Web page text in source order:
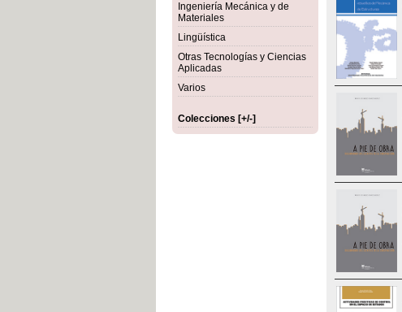
Ingeniería Mecánica y de
Materiales
Lingüística
Otras Tecnologías y Ciencias
Aplicadas
Varios
Colecciones [+/-]